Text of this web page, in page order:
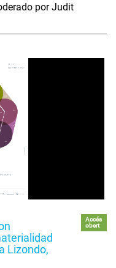
por Judit
Lizondo,
Accés
obert